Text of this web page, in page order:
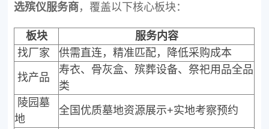
选殡仪服务商 ，覆盖以下核心板块：
板块
服务内容
找厂家
供需直连，精准匹配，降低采购成本
找产品
寿衣、骨灰盒、殡葬设备、祭祀用品全品
类
陵园墓
地
全国优质墓地资源展示+实地考察预约